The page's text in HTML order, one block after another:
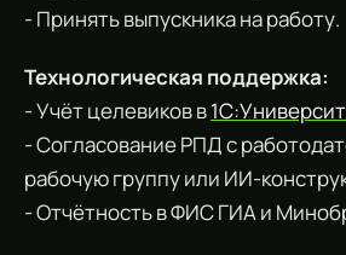
- Принять выпускника на работу.
Технологическая поддержка:
- Учёт целевиков в
- Согласование РПД с
рабочую группу или ИИ-
- Отчётность в ФИС ГИА и